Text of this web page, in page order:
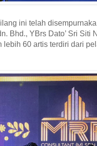
ini telah
Bhd., YBrs Dato’ Sri Siti
lebih 60 artis terdiri dari